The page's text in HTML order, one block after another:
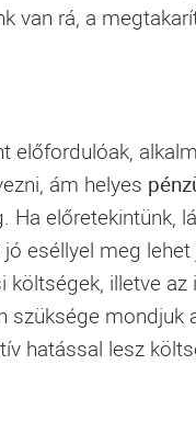
van rá, a
előfordulóak,
ám helyes
Ha előretekintünk,
eséllyel meg
illetve
szüksége mondjuk
hatással lesz